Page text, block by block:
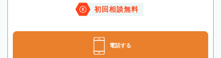
初回相談無料
電話する